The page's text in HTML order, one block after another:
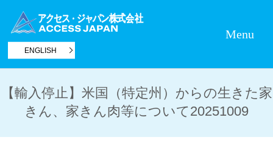
ENGLISH
Menu
【輸入停止】米国（特定州）からの生きた家
きん、家きん肉等について20251009